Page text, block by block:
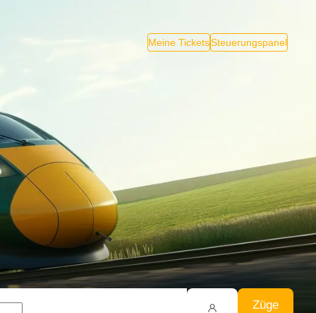
Meine TicketsSteuerungspanel
Züge